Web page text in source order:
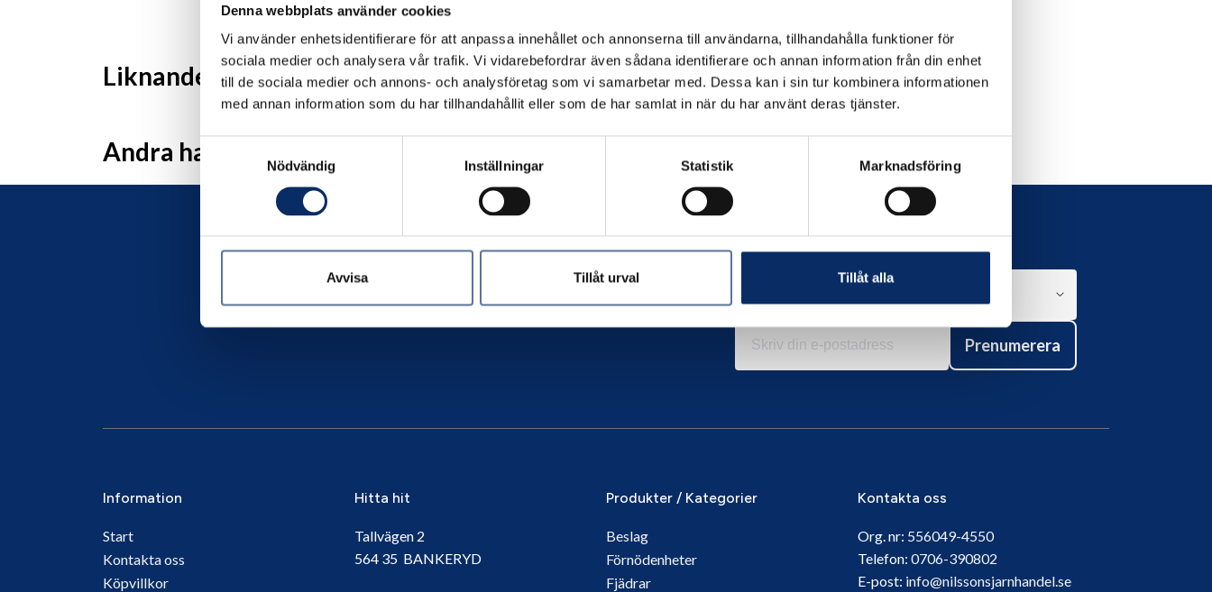
Denna webbplats använder cookies
Vi använder enhetsidentifierare för att anpassa innehållet och annonserna till användarna, tillhandahålla funktioner för
sociala medier och analysera vår trafik. Vi vidarebefordrar även sådana identifierare och annan information från din enhet
till de sociala medier och annons- och analysföretag som vi samarbetar med. Dessa kan i sin tur kombinera informationen
med annan information som du har tillhandahållit eller som de har samlat in när du har använt deras tjänster.
Samtyckesval
Nödvändig
Inställningar Statistik Marknadsföring
Avvisa Tillåt urval Tillåt alla
Liknande produkter
Andra har även tittat på
Prenumerera
Information
Start
Kontakta oss
Köpvillkor
Hitta hit
Tallvägen 2
564 35 BANKERYD
Produkter / Kategorier
Beslag
Förnödenheter
Fjädrar
Kontakta oss
Org. nr: 556049-4550
Telefon: 0706-390802
E-post: info@nilssonsjarnhandel.se